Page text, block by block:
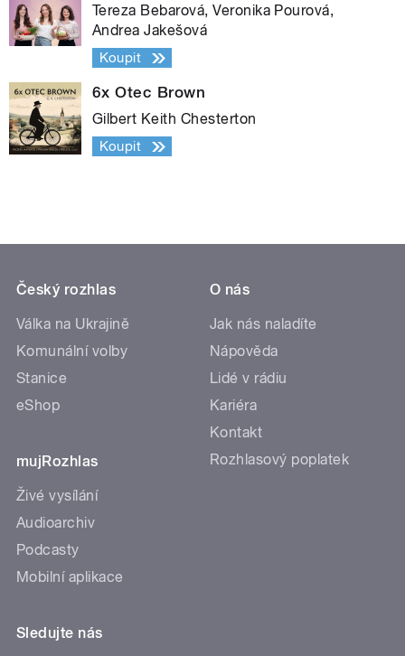
Tereza Bebarová, Veronika Pourová,
Andrea Jakešová
Koupit
6x Otec Brown
Gilbert Keith Chesterton
Koupit
Český rozhlas
Válka na Ukrajině
Komunální volby
Stanice
eShop
mujRozhlas
Živé vysílání
Audioarchiv
Podcasty
Mobilní aplikace
O nás
Jak nás naladíte
Nápověda
Lidé v rádiu
Kariéra
Kontakt
Rozhlasový poplatek
Sledujte nás